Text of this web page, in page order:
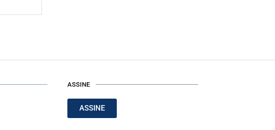
ASSINE
ASSINE